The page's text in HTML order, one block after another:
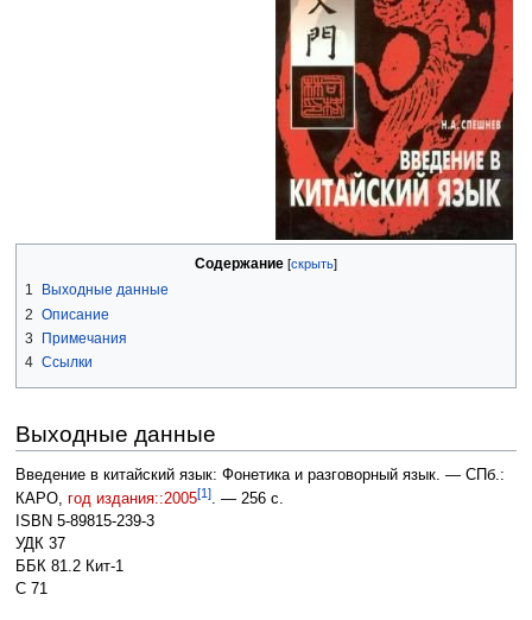
Содержание
1
Выходные данные
2 Описание
3
Примечания
4 Ссылки
Выходные данные
Введение в китайский язык: Фонетика и разговорный язык. — СПб.:
КАРО, год издания::2005[1]. — 256 с.
ISBN 5-89815-239-3
УДК 37
ББК 81.2 Кит-1
С 71